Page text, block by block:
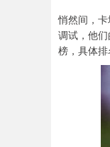
悄然间，
调试，他
榜，具体排